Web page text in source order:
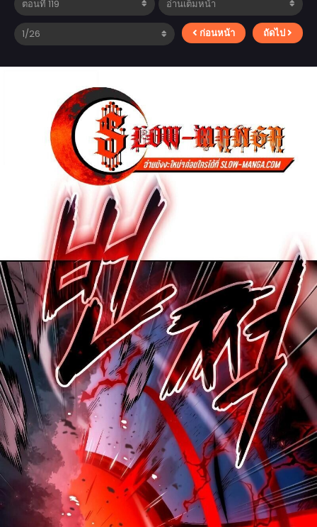
ก่อนหน้า ถัดไป